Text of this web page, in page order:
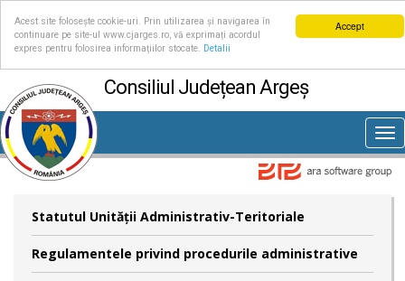
Accept
Acest site folosește cookie-uri. Prin utilizarea și navigarea în
continuare pe site-ul www.cjarges.ro, vă exprimați acordul
expres pentru folosirea informațiilor stocate.
Detalii
Consiliul Județean Argeș
Statutul Unităţii Administrativ-Teritoriale
Regulamentele privind procedurile administrative